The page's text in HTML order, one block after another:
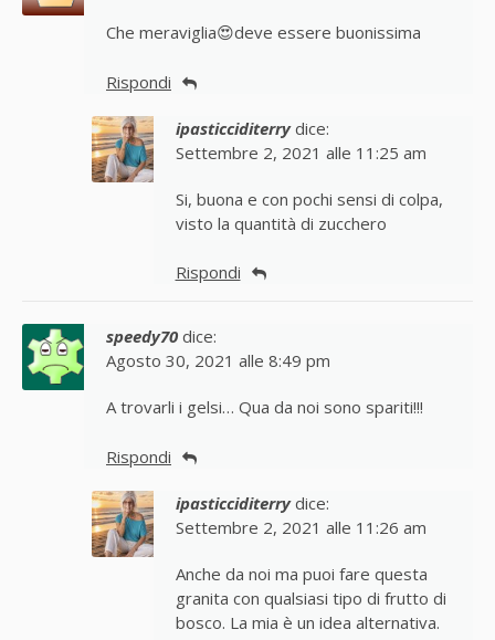
Che meraviglia😍deve essere buonissima
Rispondi
ipasticciditerry dice:
Settembre 2, 2021 alle 11:25 am
Si, buona e con pochi sensi di colpa,
visto la quantità di zucchero
Rispondi
speedy70 dice:
Agosto 30, 2021 alle 8:49 pm
A trovarli i gelsi… Qua da noi sono spariti!!!
Rispondi
ipasticciditerry dice:
Settembre 2, 2021 alle 11:26 am
Anche da noi ma puoi fare questa
granita con qualsiasi tipo di frutto di
bosco. La mia è un idea alternativa.